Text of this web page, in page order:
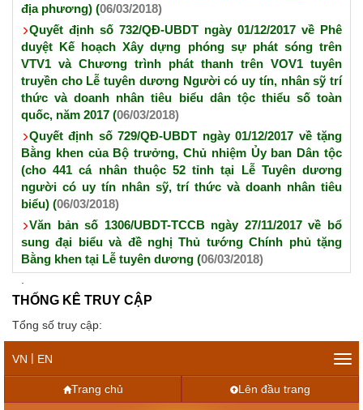
địa phương) (06/03/2018)
Quyết định số 732/QĐ-UBDT ngày 01/12/2017 về Phê
duyệt Kế hoạch Xây dựng phóng sự phát sóng trên
VTV1 và Chương trình phát thanh trên VOV1 tuyên
truyền cho Lễ tuyên dương Người có uy tín, nhân sỹ trí
thức và doanh nhân tiêu biểu dân tộc thiểu số toàn
quốc, năm 2017 (06/03/2018)
Quyết định số 729/QĐ-UBDT ngày 01/12/2017 về tặng
Bằng khen của Bộ trưởng, Chủ nhiệm Ủy ban Dân tộc
(cho 441 cá nhân thuộc 52 tỉnh tại Lễ Tuyên dương
người có uy tín nhân sỹ, trí thức và doanh nhân tiêu
biểu) (06/03/2018)
Văn bản số 1306/UBDT-TCCB ngày 27/11/2017 về bổ
sung đại biểu và đề nghị Thủ tướng Chính phủ tặng
Bằng khen tại Lễ tuyên dương (06/03/2018)
THỐNG KÊ TRUY CẬP
Tổng số truy cập:
VN | EN
Trang chủ
Lên đầu trang